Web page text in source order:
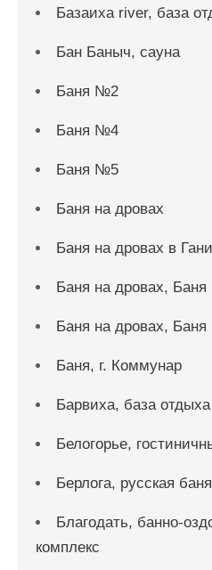
Базаиха river, база
Бан Баныч, сауна
Баня №2
Баня №4
Баня №5
Баня на дровах
Баня на дровах в
Баня на дровах, Баня
Баня на дровах, Баня
Баня, г. Коммунар
Барвиха, база отдыха
Белогорье,
Берлога, русская баня
Благодать, банно-
комплекс